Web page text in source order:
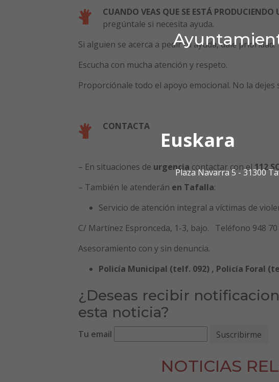
Euskara
Plaza Navarra 5 - 31300
CUANDO VEAS QUE SE ESTÁ PRODUCIENDO
pregúntale si necesita ayuda.
Si alguien se acerca a pedir tu ayuda, dale prioridad.
Escucha con mucha atención y respeto.
Proporciónale todo el apoyo emocional. No la dejes
CONTACTA
– En situaciones de urgencia contactar con el112
– También le atenderán en Tafalla:
Servicio de atención integral a víctimas de
C/ Martínez Espronceda, 1-3, bajo. Teléfono 948 70
Asesoramiento con y sin denuncia.
Policía Municipal (telf. 092) , Policía Foral
¿Deseas recibir
esta noticia?
Tu email
NOTICIAS